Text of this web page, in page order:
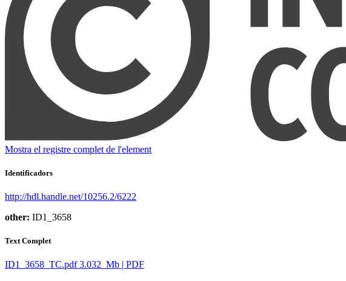
Mostra el registre complet de l'element
Identificadors
http://hdl.handle.net/10256.2/6222
other: ID1_3658
Text Complet
ID1_3658_TC.pdf 3.032 Mb | PDF